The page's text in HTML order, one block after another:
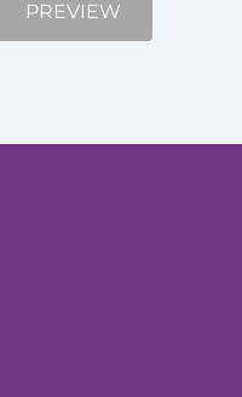
PREVIEW